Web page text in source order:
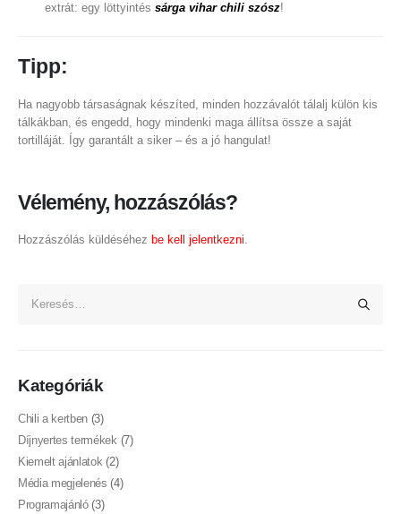
extrát: egy löttyintés sárga vihar chili szósz!
Tipp:
Ha nagyobb társaságnak készíted, minden hozzávalót tálalj külön kis
tálkákban, és engedd, hogy mindenki maga állítsa össze a saját
tortilláját. Így garantált a siker – és a jó hangulat!
Vélemény, hozzászólás?
Hozzászólás küldéséhez be kell jelentkezni.
Kategóriák
Chili a kertben (3)
Díjnyertes termékek(7)
Kiemelt ajánlatok(2)
Média megjelenés (4)
Programajánló(3)